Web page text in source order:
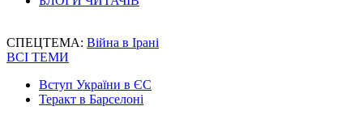
СПЕЦТЕМА: Війна в Ірані
ВСІ ТЕМИ
Вступ України в ЄС
Теракт в Барселоні